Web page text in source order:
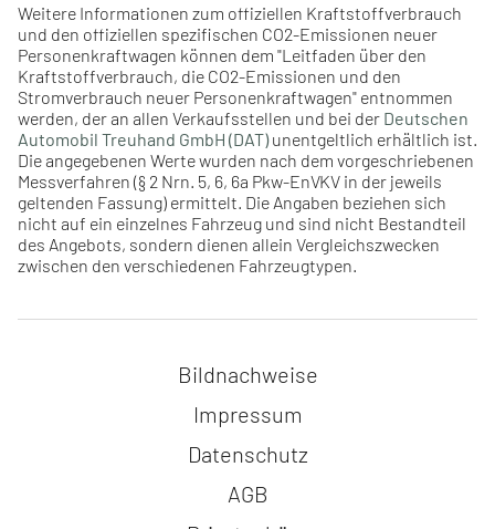
Weitere Informationen zum offiziellen Kraftstoffverbrauch
und den offiziellen spezifischen CO2-Emissionen neuer
Personenkraftwagen können dem "Leitfaden über den
Kraftstoffverbrauch, die CO2-Emissionen und den
Stromverbrauch neuer Personenkraftwagen" entnommen
werden, der an allen Verkaufsstellen und bei der Deutschen
Automobil Treuhand GmbH (DAT)unentgeltlich erhältlich ist.
Die angegebenen Werte wurden nach dem vorgeschriebenen
Messverfahren (§ 2 Nrn. 5, 6, 6a Pkw-EnVKV in der jeweils
geltenden Fassung) ermittelt. Die Angaben beziehen sich
nicht auf ein einzelnes Fahrzeug und sind nicht Bestandteil
des Angebots, sondern dienen allein Vergleichszwecken
zwischen den verschiedenen Fahrzeugtypen.
Navigation überspringen
Bildnachweise
Impressum
Datenschutz
AGB